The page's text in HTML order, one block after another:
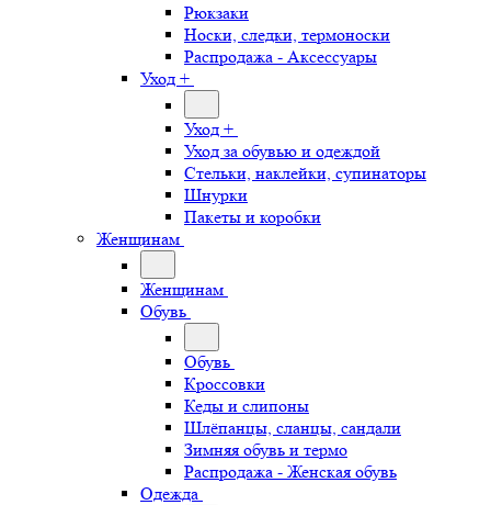
Рюкзаки
Носки, следки, термоноски
Распродажа - Аксессуары
Уход +
Уход +
Уход за обувью и одеждой
Стельки, наклейки, супинаторы
Шнурки
Пакеты и коробки
Женщинам
Женщинам
Обувь
Обувь
Кроссовки
Кеды и слипоны
Шлёпанцы, сланцы, сандали
Зимняя обувь и термо
Распродажа - Женская обувь
Одежда